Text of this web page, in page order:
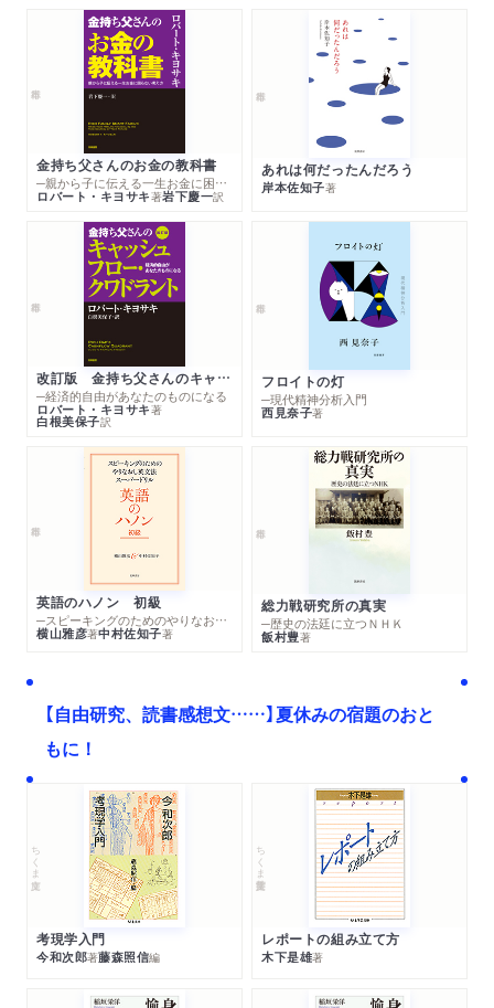
金持ち父さんのお金の教科書
─親から子に伝える一生お金に困らない考え方
ロバート・キヨサキ著岩下慶一訳
あれは何だったんだろう
岸本佐知子著
改訂版 金持ち父さんのキャッシュフロー・クワドラント
─経済的自由があなたのものになる
ロバート・キヨサキ著
白根美保子訳
フロイトの灯
─現代精神分析入門
西見奈子著
英語のハノン 初級
─スピーキングのためのやりなおし英文法スーパードリル
横山雅彦著中村佐知子著
総力戦研究所の真実
─歴史の法廷に立つＮＨＫ
飯村豊著
【自由研究、読書感想文……】夏休みの宿題のおと
もに！
ちくま文庫
考現学入門
今和次郎著藤森照信編
ちくま学芸文庫
レポートの組み立て方
木下是雄著